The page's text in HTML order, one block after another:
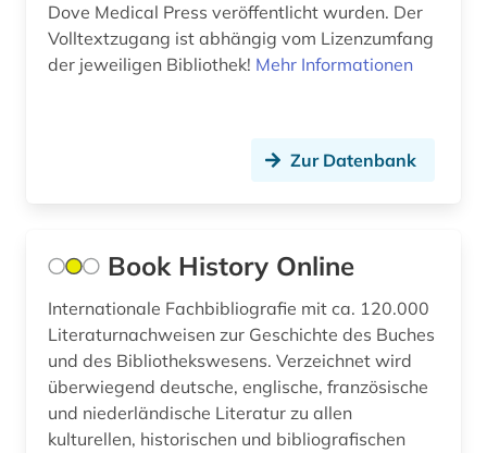
elektronische medien (1)
elektronische publikation (1)
englisches sprachgebiet (4)
enzyklopädie (2)
erwerbung (1)
Dove Medical Press veröffentlicht wurden. Der
Volltextzugang ist abhängig vom Lizenzumfang
der jeweiligen Bibliothek! Mehr Informationen
Zur Datenbank
Book History Online
Internationale Fachbibliografie mit ca. 120.000
Literaturnachweisen zur Geschichte des Buches
und des Bibliothekswesens. Verzeichnet wird
überwiegend deutsche, englische, französische
und niederländische Literatur zu allen
kulturellen, historischen und bibliografischen